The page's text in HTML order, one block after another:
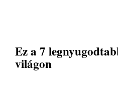
Ez a 7
világon